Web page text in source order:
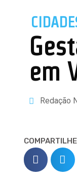
em
Redação
COMPARTILHE